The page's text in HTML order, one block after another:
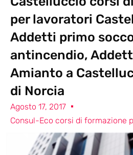
per lavoratori
Addetti primo
antincendio,
Amianto a
di Norcia
Agosto 17, 2017
Consul-Eco corsi di formazione